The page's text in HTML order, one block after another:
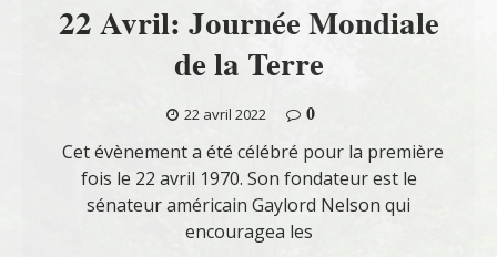
22 Avril: Journée Mondiale
de la Terre
22 avril 2022
0
Cet évènement a été célébré pour la première
fois le 22 avril 1970. Son fondateur est le
sénateur américain Gaylord Nelson qui
encouragea les